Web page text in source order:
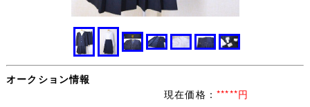
オークション情報
現在価格： *****円